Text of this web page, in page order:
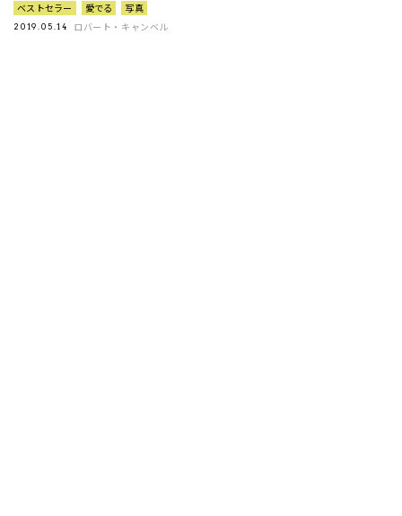
ベストセラー 愛でる 写真
2019.05.14 ロバート・キャンベル